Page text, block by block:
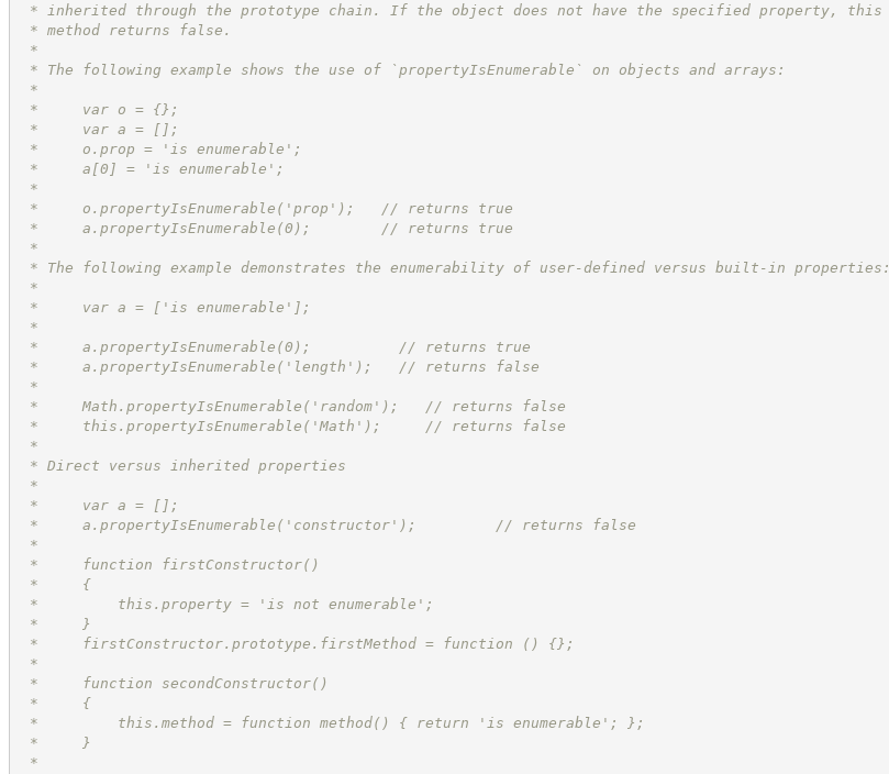
* inherited through the prototype chain. If the object does not have the specified property, this
* method returns false.
*
* The following example shows the use of `propertyIsEnumerable` on objects and arrays:
*
*     var o = {};
*     var a = [];
*     o.prop = 'is enumerable';
*     a[0] = 'is enumerable';
*
*     o.propertyIsEnumerable('prop');   // returns true
*     a.propertyIsEnumerable(0);        // returns true
*
* The following example demonstrates the enumerability of user-defined versus built-in properties:
*
*     var a = ['is enumerable'];
*
*     a.propertyIsEnumerable(0);          // returns true
*     a.propertyIsEnumerable('length');   // returns false
*
*     Math.propertyIsEnumerable('random');   // returns false
*     this.propertyIsEnumerable('Math');     // returns false
*
* Direct versus inherited properties
*
*     var a = [];
*     a.propertyIsEnumerable('constructor');         // returns false
*
*     function firstConstructor()
*     {
*         this.property = 'is not enumerable';
*     }
*     firstConstructor.prototype.firstMethod = function () {};
*
*     function secondConstructor()
*     {
*         this.method = function method() { return 'is enumerable'; };
*     }
*